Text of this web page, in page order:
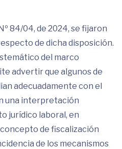
84/04, de 2024, se fijaron
de dicha disposición.
del marco
advertir que algunos de
adecuadamente con el
una interpretación
jurídico laboral, en
de fiscalización
de los mecanismos